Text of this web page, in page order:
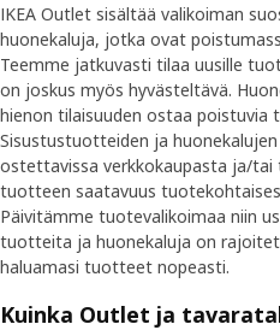
IKEA Outlet sisältää valikoiman
huonekaluja, jotka ovat
Teemme jatkuvasti tilaa uusille
on joskus myös hyvästeltävä.
hienon tilaisuuden ostaa poistuvia
Sisustustuotteiden ja
ostettavissa verkkokaupasta ja/tai
tuotteen saatavuus
Päivitämme tuotevalikoimaa niin
tuotteita ja huonekaluja on
haluamasi tuotteet nopeasti.
Kuinka Outlet ja